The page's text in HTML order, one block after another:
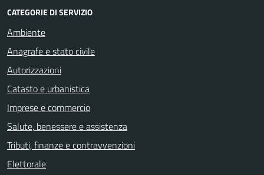
CATEGORIE DI SERVIZIO
Ambiente
Anagrafe e stato civile
Autorizzazioni
Catasto e urbanistica
Imprese e commercio
Salute, benessere e assistenza
Tributi, finanze e contravvenzioni
Elettorale